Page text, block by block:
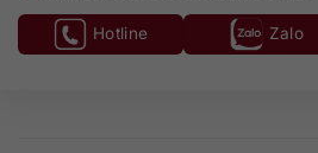
Hotline Zalo